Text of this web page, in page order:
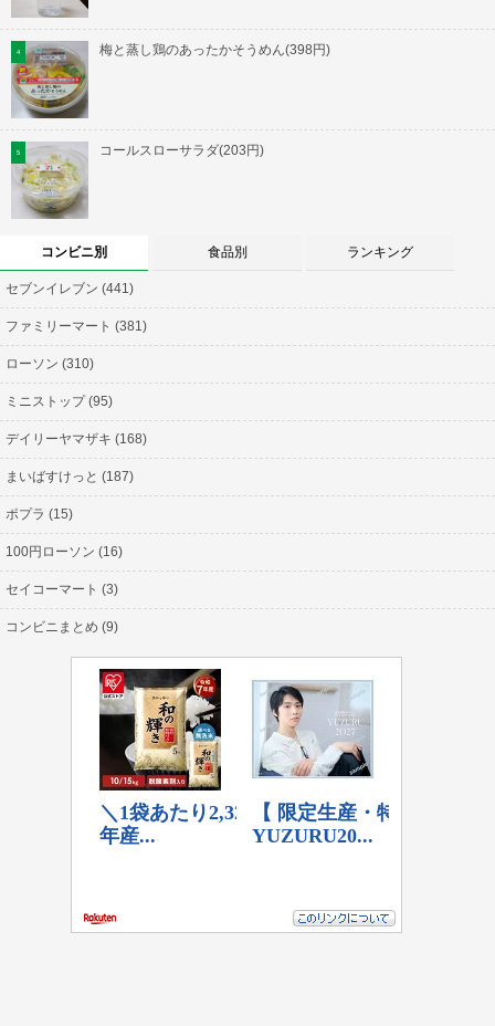
梅と蒸し鶏のあったかそうめん(398円)
コールスローサラダ(203円)
コンビニ別 食品別 ランキング
セブンイレブン (441)
ファミリーマート (381)
ローソン (310)
ミニストップ (95)
デイリーヤマザキ (168)
まいばすけっと (187)
ポプラ (15)
100円ローソン (16)
セイコーマート (3)
コンビニまとめ (9)